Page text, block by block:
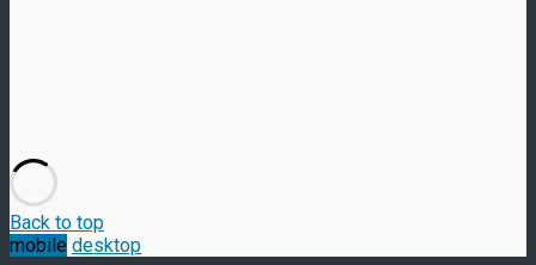
Back to top
mobile desktop